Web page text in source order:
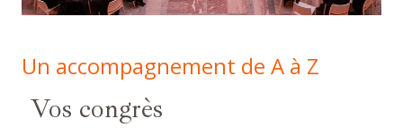
Un accompagnement de A à Z
Vos congrès